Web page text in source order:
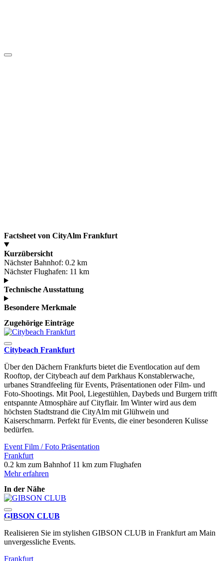
Factsheet von CityAlm Frankfurt
Kurzübersicht
Nächster Bahnhof: 0.2 km
Nächster Flughafen: 11 km
Technische Ausstattung
Besondere Merkmale
Zugehörige Einträge
Citybeach Frankfurt
Über den Dächern Frankfurts bietet die Eventlocation auf dem
Rooftop, der Citybeach auf dem Parkhaus Konstablerwache,
urbanes Strandfeeling für Events, Präsentationen oder Film- und
Foto-Shootings. Mit Pool, Liegestühlen, Daybeds und Burgern trifft
entspannte Atmosphäre auf Cityflair. Im Winter wird aus dem
höchsten Stadtstrand die CityAlm mit Glühwein und
Kaiserschmarrn. Perfekt für Events, die einer besonderen Kulisse
bedürfen.
Event Film / Foto Präsentation
Frankfurt
0.2 km zum Bahnhof 11 km zum Flughafen
Mehr erfahren
In der Nähe
GIBSON CLUB
Realisieren Sie im stylishen GIBSON CLUB in Frankfurt am Main
unvergessliche Events.
Frankfurt